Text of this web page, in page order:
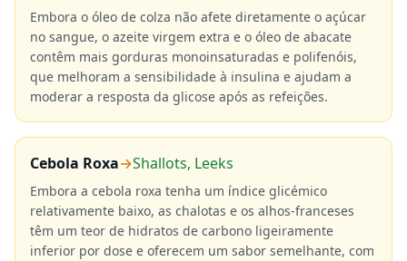
Embora o óleo de colza não afete diretamente o açúcar
no sangue, o azeite virgem extra e o óleo de abacate
contêm mais gorduras monoinsaturadas e polifenóis,
que melhoram a sensibilidade à insulina e ajudam a
moderar a resposta da glicose após as refeições.
Cebola Roxa→Shallots, Leeks
Embora a cebola roxa tenha um índice glicémico
relativamente baixo, as chalotas e os alhos-franceses
têm um teor de hidratos de carbono ligeiramente
inferior por dose e oferecem um sabor semelhante, com